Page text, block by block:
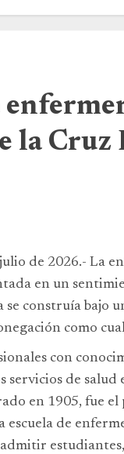
la Cruz
de 2026.- La
en un
construía bajo
como
con
servicios de
en 1905, fue
escuela de